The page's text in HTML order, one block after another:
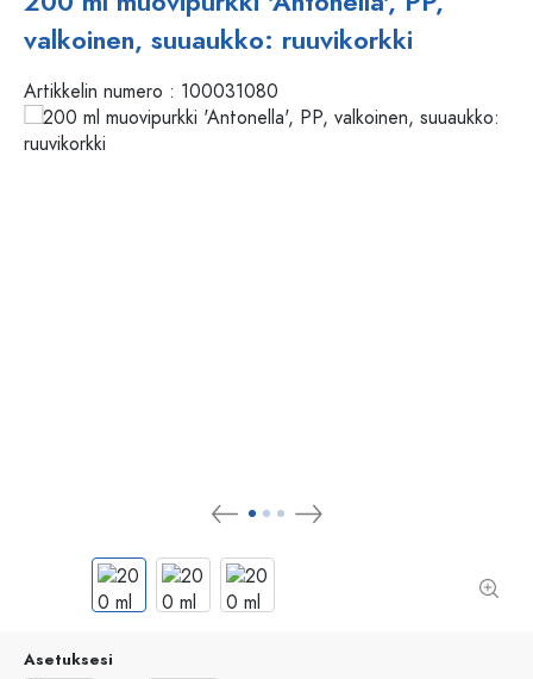
valkoinen, suuaukko: ruuvikorkki
Artikkelin numero : 100031080
Asetuksesi